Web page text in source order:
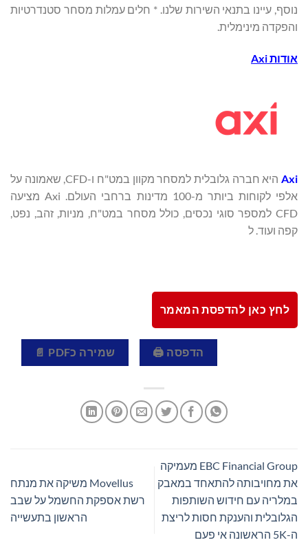
נוסף, עיינו בתנאי השירות שלנו. * חלים עמלות מסחר סטנדרטיות
והפקדה מינימלית.
אודותAxi
Axi
היא חברה גלובלית למסחר מקוון במט"ח ו-CFD, שאמונה על
אלפי לקוחות ביותר מ-100 מדינות ברחבי העולם. Axi מציעה
CFD למספר סוגי נכסים, כולל מסחר במט"ח, מניות, זהב, נפט,
קפה ועוד. ל
לחץ כאן להדפסת המאמר
הדפסה 🖨 שמירה כPDF 📄
EBC Financial Group מעמיקה
את מחויבותה להתאחד במאבק
במלריה עם חידוש השותפות
הגלובלית והענקת חסות לריצת
ה-5K הראשונה אי פעם
Movellus משיקה את מנתח
רשת אספקת החשמל על שבב
הראשון בתעשייה